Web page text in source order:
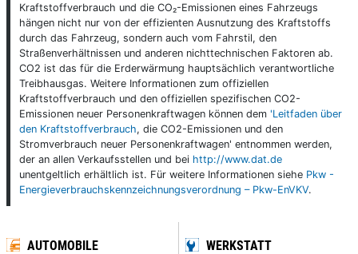
Kraftstoffverbrauch und die CO₂-Emissionen eines Fahrzeugs
hängen nicht nur von der effizienten Ausnutzung des Kraftstoffs
durch das Fahrzeug, sondern auch vom Fahrstil, den
Straßenverhältnissen und anderen nichttechnischen Faktoren ab.
CO2 ist das für die Erderwärmung hauptsächlich verantwortliche
Treibhausgas. Weitere Informationen zum offiziellen
Kraftstoffverbrauch und den offiziellen spezifischen CO2-
Emissionen neuer Personenkraftwagen können dem 'Leitfaden über
den Kraftstoffverbrauch, die CO2-Emissionen und den
Stromverbrauch neuer Personenkraftwagen' entnommen werden,
der an allen Verkaufsstellen und bei http://www.dat.de
unentgeltlich erhältlich ist. Für weitere Informationen siehe Pkw -
Energieverbrauchskennzeichnungsverordnung – Pkw-EnVKV.
AUTOMOBILE
WERKSTATT